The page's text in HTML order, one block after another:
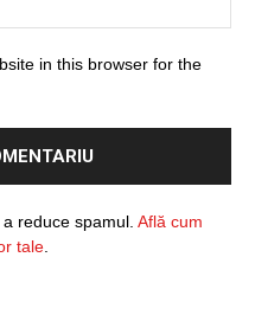
in this browser for the
reduce spamul. Află cum
tale